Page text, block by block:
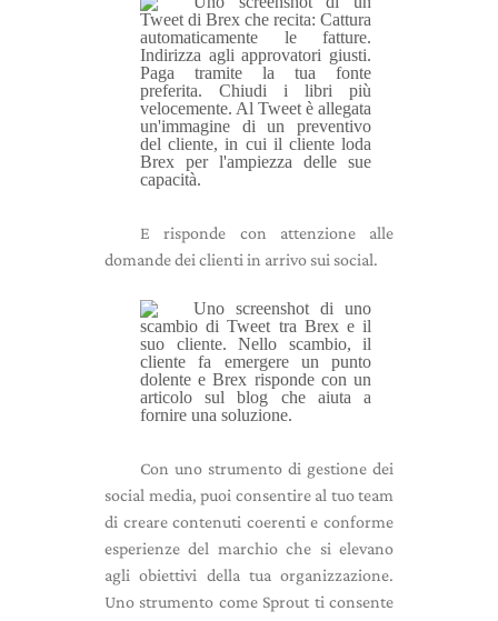
E risponde con attenzione alle
domande dei clienti in arrivo sui social.
Con uno strumento di gestione dei
social media, puoi consentire al tuo team
di creare contenuti coerenti e conforme
esperienze del marchio che si elevano
agli obiettivi della tua organizzazione.
Uno strumento come Sprout ti consente